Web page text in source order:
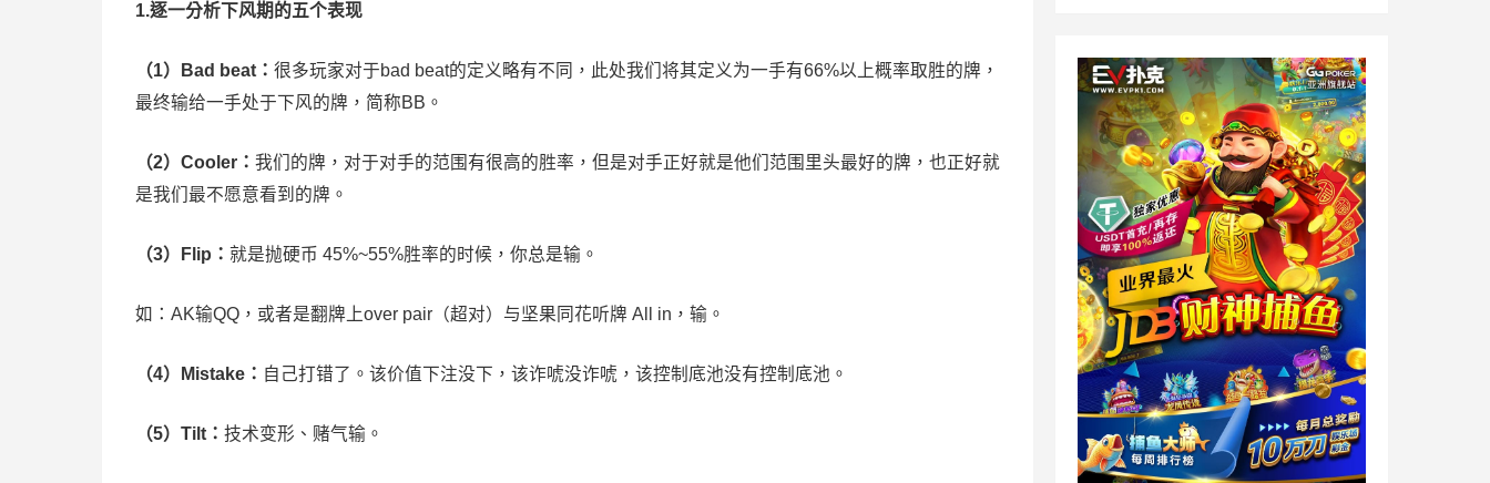
1.逐一分析下风期的五个表现
（1）Bad beat： 很多玩家对于bad beat的定义略有不同，此处我们将其定义为一手有66%以上概率取胜的牌，
最终输给一手处于下风的牌，简称BB。
（2）Cooler： 我们的牌，对于对手的范围有很高的胜率，但是对手正好就是他们范围里头最好的牌，也正好就
是我们最不愿意看到的牌。
（3）Flip： 就是抛硬币 45%~55%胜率的时候，你总是输。
如：AK输QQ，或者是翻牌上over pair（超对）与坚果同花听牌 All in，输。
（4）Mistake： 自己打错了。该价值下注没下，该诈唬没诈唬，该控制底池没有控制底池。
（5）Tilt： 技术变形、赌气输。